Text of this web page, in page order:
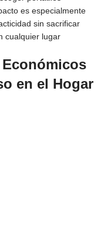
es especialmente
sin sacrificar
cualquier lugar
en el Hogar